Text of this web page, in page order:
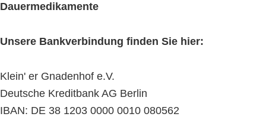
Dauermedikamente
Unsere Bankverbindung finden Sie hier:
Klein' er Gnadenhof e.V.
Deutsche Kreditbank AG Berlin
IBAN: DE 38 1203 0000 0010 080562